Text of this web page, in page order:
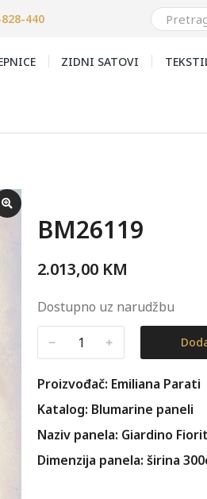
440
ZIDNI SATOVI
BM26119
2.013,00 KM
Dostupno uz narudžbu
﹣ ﹢
Proizvođač: Emiliana Parati
Katalog: Blumarine paneli
Naziv panela: Giardino
Dimenzija panela: širina